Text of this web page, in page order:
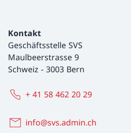
Kontakt
Geschäftsstelle SVS
Maulbeerstrasse 9
Schweiz - 3003 Bern
+ 41 58 462 20 29
info@svs.admin.ch